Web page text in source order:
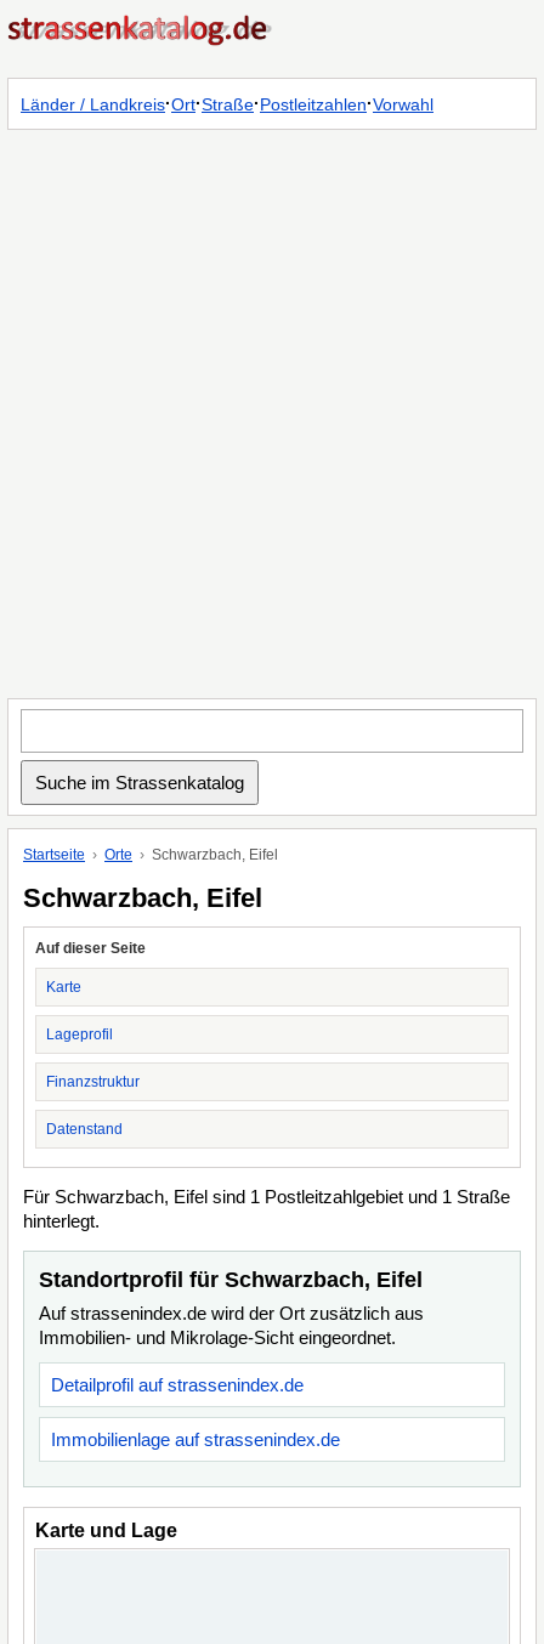
Länder / Landkreis·Ort·Straße·Postleitzahlen·Vorwahl
Startseite Orte Schwarzbach, Eifel
Schwarzbach, Eifel
Auf dieser Seite
Karte
Lageprofil
Finanzstruktur
Datenstand
Für Schwarzbach, Eifel sind 1 Postleitzahlgebiet und 1 Straße
hinterlegt.
Standortprofil für Schwarzbach, Eifel
Auf strassenindex.de wird der Ort zusätzlich aus
Immobilien- und Mikrolage-Sicht eingeordnet.
Detailprofil auf strassenindex.de
Immobilienlage auf strassenindex.de
Karte und Lage